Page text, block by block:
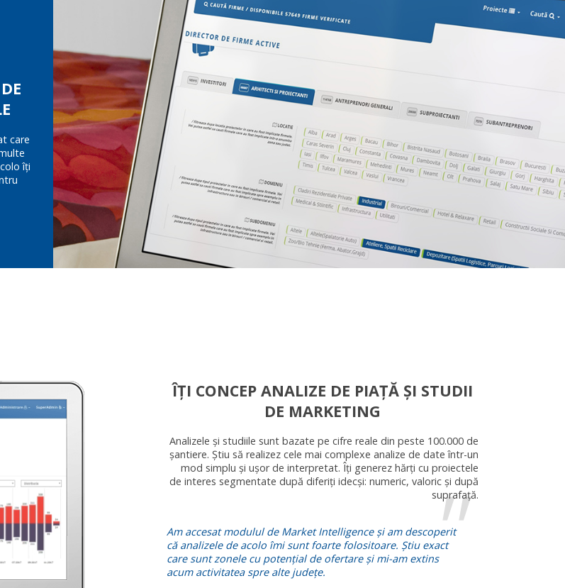
care
îți
ÎȚI CONCEP ANALIZE DE PIAȚĂ ȘI STUDII
DE MARKETING
Analizele și studiile sunt bazate pe cifre reale din peste 100.000 de
șantiere. Știu să realizez cele mai complexe analize de date într-un
mod simplu și ușor de interpretat. Îți generez hărți cu proiectele
de interes segmentate după diferiți idecși: numeric, valoric și după
suprafață.
Am accesat modulul de Market Intelligence și am descoperit
că analizele de acolo îmi sunt foarte folositoare. Știu exact
care sunt zonele cu potențial de ofertare și mi-am extins
acum activitatea spre alte județe.